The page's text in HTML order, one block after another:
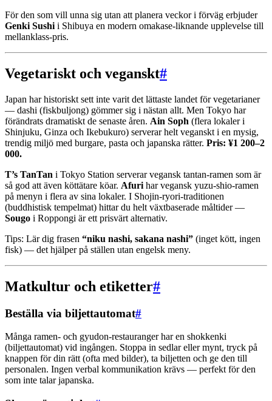
För den som vill unna sig utan att planera veckor i förväg erbjuder
Genki Sushi i Shibuya en modern omakase-liknande upplevelse till
mellanklass-pris.
Vegetariskt och veganskt#
Japan har historiskt sett inte varit det lättaste landet för vegetarianer
— dashi (fiskbuljong) gömmer sig i nästan allt. Men Tokyo har
förändrats dramatiskt de senaste åren. Ain Soph (flera lokaler i
Shinjuku, Ginza och Ikebukuro) serverar helt veganskt i en mysig,
trendig miljö med burgare, pasta och japanska rätter. Pris: ¥1 200–2
000.
T’s TanTan i Tokyo Station serverar vegansk tantan-ramen som är
så god att även köttätare köar. Afuri har vegansk yuzu-shio-ramen
på menyn i flera av sina lokaler. I Shojin-ryori-traditionen
(buddhistisk tempelmat) hittar du helt växtbaserade måltider —
Sougo i Roppongi är ett prisvärt alternativ.
Tips: Lär dig frasen “niku nashi, sakana nashi” (inget kött, ingen
fisk) — det hjälper på ställen utan engelsk meny.
Matkultur och etiketter#
Beställa via biljettautomat#
Många ramen- och gyudon-restauranger har en shokkenki
(biljettautomat) vid ingången. Stoppa in sedlar eller mynt, tryck på
knappen för din rätt (ofta med bilder), ta biljetten och ge den till
personalen. Ingen verbal kommunikation krävs — perfekt för den
som inte talar japanska.